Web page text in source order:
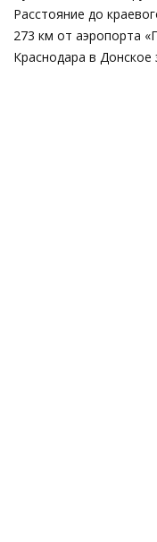
Расстояние до
273 км от аэропорта
Краснодара в Донское